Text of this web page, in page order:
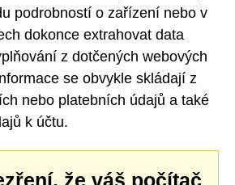
podrobností o zařízení nebo v
dokonce extrahovat data
z dotčených webových
se obvykle skládají z
nebo platebních údajů a také
k účtu.
že váš počítač